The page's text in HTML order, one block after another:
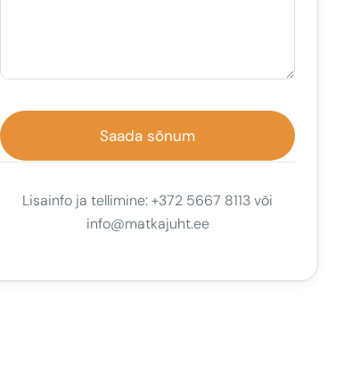
Lisainfo ja tellimine: +372 5667 8113 või
info@matkajuht.ee